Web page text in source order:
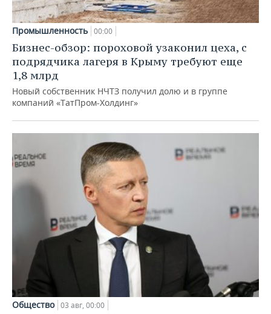
Промышленность 00:00
Бизнес-обзор: пороховой узаконил цеха, с
подрядчика лагеря в Крыму требуют еще
1,8 млрд
Новый собственник НЧТЗ получил долю и в группе
компаний «ТатПром-Холдинг»
Общество 03 авг, 00:00